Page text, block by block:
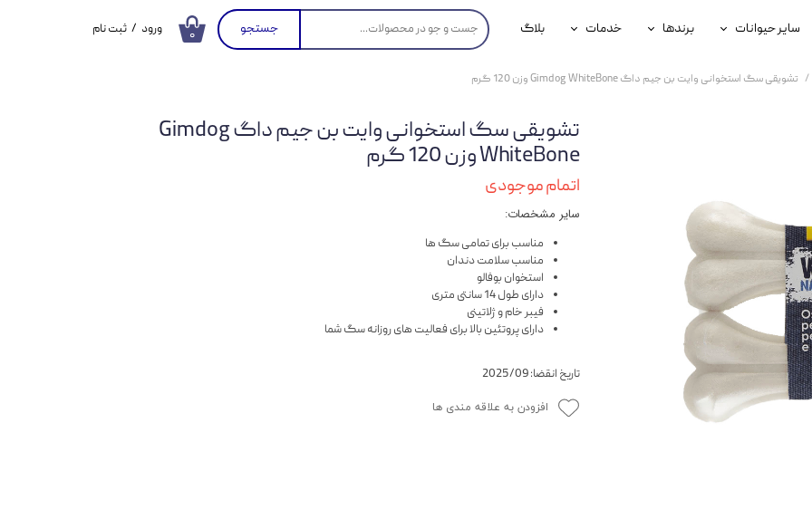
۰ جستجو سایر حیوانات
محصولات پرندگان
برندها
جوسرا
جرهای
رولی
شایر
گورمت
نیناپت
وینستون
خدمات
خدمات آنلاین دامپزشکی
بلاگ ورود / ثبت نام
تشویقی سگ استخوانی وایت بن جیم داگ Gimdog WhiteBone وزن 120 گرم
تشویقی سگ استخوانی وایت بن جیم داگ Gimdog
WhiteBone وزن 120 گرم
اتمام موجودی
سایر مشخصات:
مناسب برای تمامی سگ ها
مناسب سلامت دندان
استخوان بوفالو
دارای طول 14 سانتی متری
فیبر خام و ژلاتینی
دارای پروتئین بالا برای فعالیت های روزانه سگ شما
تاریخ انقضا: 2025/09
افزودن به علاقه مندی ها